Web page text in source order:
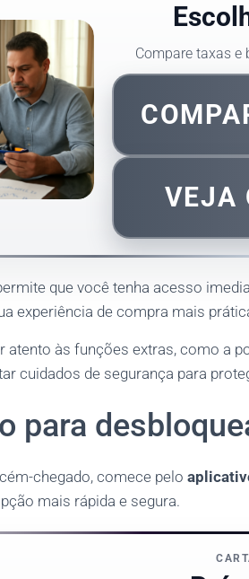
Compare taxas e
VEJA
que você tenha acesso
experiência de compra mais
atento às funções extras, como a
cuidados de segurança para
para
chegado, comece pelo
mais rápida e segura.